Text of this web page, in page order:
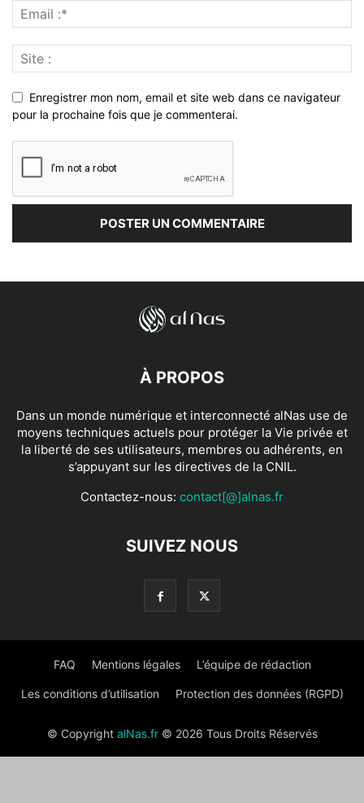
Enregistrer mon nom, email et site web dans ce navigateur
pour la prochaine fois que je commenterai.
À PROPOS
Dans un monde numérique et interconnecté alNas use de
moyens techniques actuels pour protéger la Vie privée et
la liberté de ses utilisateurs, membres ou adhérents, en
s’appuyant sur les directives de la CNIL.
Contactez-nous: contact[@]alnas.fr
SUIVEZ NOUS
FAQ Mentions légales L’équipe de rédaction
Les conditions d’utilisation Protection des données (RGPD)
© Copyright alNas.fr© 2026 Tous Droits Réservés